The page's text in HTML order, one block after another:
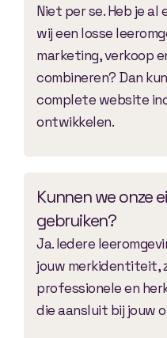
Niet per se. Heb je al
wij een losse
marketing, verkoop
combineren? Dan
complete website
ontwikkelen.
Kunnen we onze
gebruiken?
Ja. Iedere
jouw merkidentiteit,
professionele en
die aansluit bij jouw